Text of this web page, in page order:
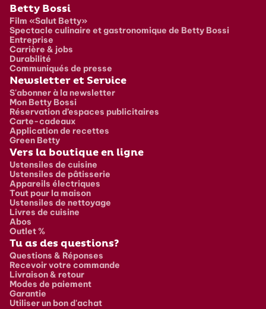
Pied de page
Betty Bossi
Film «Salut Betty»
Spectacle culinaire et gastronomique de Betty Bossi
Entreprise
Carrière & jobs
Durabilité
Communiqués de presse
Newsletter et Service
S'abonner à la newsletter
Mon Betty Bossi
Réservation d’espaces publicitaires
Carte-cadeaux
Application de recettes
Green Betty
Vers la boutique en ligne
Ustensiles de cuisine
Ustensiles de pâtisserie
Appareils électriques
Tout pour la maison
Ustensiles de nettoyage
Livres de cuisine
Abos
Outlet %
Tu as des questions?
Questions & Réponses
Recevoir votre commande
Livraison & retour
Modes de paiement
Garantie
Utiliser un bon d'achat